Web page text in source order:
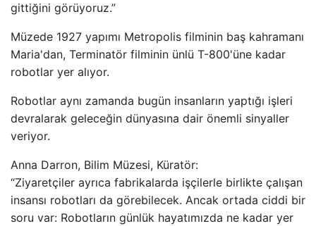
gittiğini görüyoruz.”
Müzede 1927 yapımı Metropolis filminin baş kahramanı
Maria'dan, Terminatör filminin ünlü T-800'üne kadar
robotlar yer alıyor.
Robotlar aynı zamanda bugün insanların yaptığı işleri
devralarak geleceğin dünyasına dair önemli sinyaller
veriyor.
Anna Darron, Bilim Müzesi, Küratör:
“Ziyaretçiler ayrıca fabrikalarda işçilerle birlikte çalışan
insansı robotları da görebilecek. Ancak ortada ciddi bir
soru var: Robotların günlük hayatımızda ne kadar yer